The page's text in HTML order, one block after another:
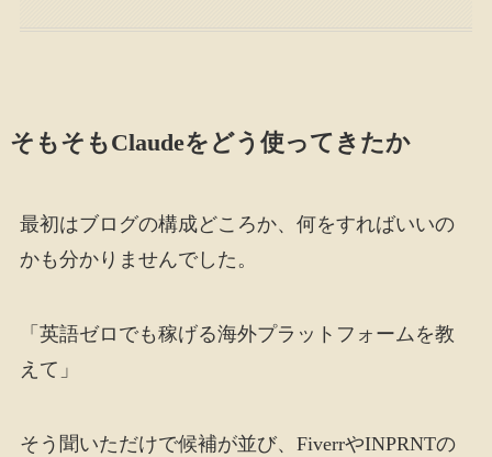
そもそもClaudeをどう使ってきたか
最初はブログの構成どころか、何をすればいいの
かも分かりませんでした。
「英語ゼロでも稼げる海外プラットフォームを教
えて」
そう聞いただけで候補が並び、FiverrやINPRNTの